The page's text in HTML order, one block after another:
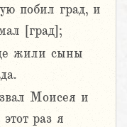
побил град, и
[град];
жили сыны
Моисея и
раз я